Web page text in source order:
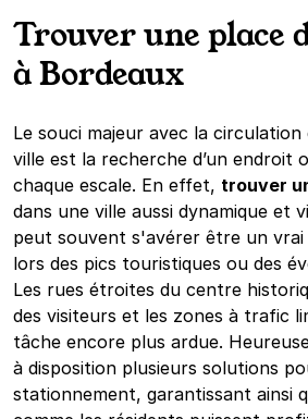
Trouver une place
à Bordeaux
Le souci majeur avec la circulation
ville est la recherche d’un endroit
chaque escale. En effet, trouver
dans une ville aussi dynamique et
peut souvent s'avérer être un
lors des pics touristiques ou des
Les rues étroites du centre
des visiteurs et les zones à trafic
tâche encore plus ardue.
à disposition plusieurs solutions
stationnement, garantissant ainsi